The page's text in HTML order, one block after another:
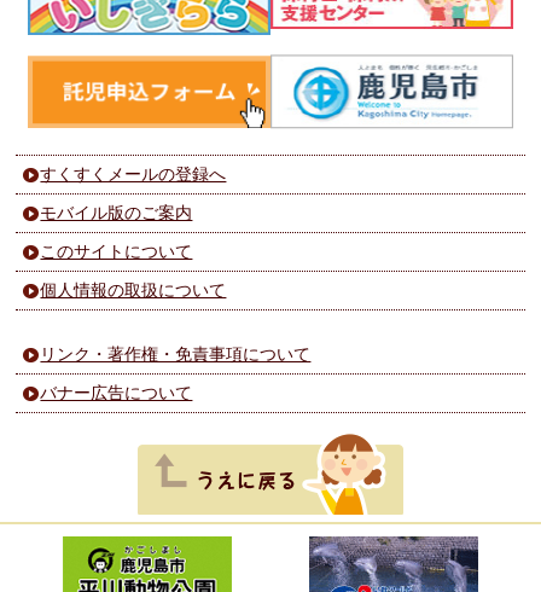
すくすくメールの登録へ
モバイル版のご案内
このサイトについて
個人情報の取扱について
リンク・著作権・免責事項について
バナー広告について